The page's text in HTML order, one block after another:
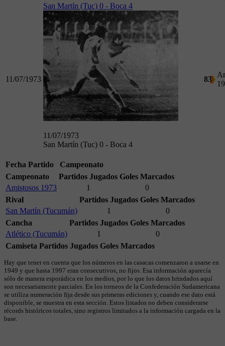
11/07/1973
San Martín (Tuc) 0 - Boca 4
11/07/1973
San Martín (Tuc) 0 - Boca 4
83
Fecha Partido
Campeonato
Campeonato
Partidos Jugados Goles Marcados
Amistosos 1973
1
0
Rival
Partidos Jugados Goles Marcados
San Martín (Tucumán)
1
0
Cancha
Partidos Jugados Goles Marcados
Atlético (Tucumán)
1
0
Camiseta Partidos Jugados Goles Marcados
Hay que tener en cuenta que los números en las casacas comenzaron a usarse en
1949 y que hasta 1997 eran consecutivos, no fijos. Esa información aparecía
sólo de manera esporádica en los medios, por lo que los datos brindados aquí
son necesariamente parciales. En los torneos de la Confederación Sudamericana
se utiliza numeración fija desde sus primeras ediciones y, cuando ese dato está
disponible, se muestra en esta sección. Estos listados no deben considerarse
récords históricos totales, sino registros limitados a la información cargada en la
base.